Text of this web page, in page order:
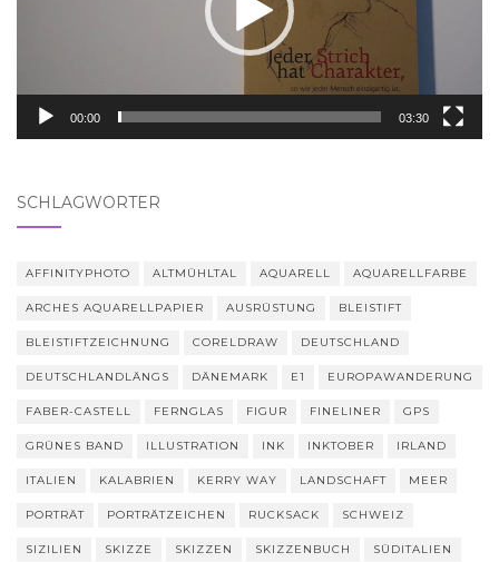
00:00 03:30
SCHLAGWÖRTER
AFFINITYPHOTO ALTMÜHLTAL AQUARELL AQUARELLFARBE
ARCHES AQUARELLPAPIER AUSRÜSTUNG BLEISTIFT
BLEISTIFTZEICHNUNG CORELDRAW DEUTSCHLAND
DEUTSCHLANDLÄNGS DÄNEMARK E1 EUROPAWANDERUNG
FABER-CASTELL FERNGLAS FIGUR FINELINER GPS
GRÜNES BAND ILLUSTRATION INK INKTOBER IRLAND
ITALIEN KALABRIEN KERRY WAY LANDSCHAFT MEER
PORTRÄT PORTRÄTZEICHEN RUCKSACK SCHWEIZ
SIZILIEN SKIZZE SKIZZEN SKIZZENBUCH SÜDITALIEN